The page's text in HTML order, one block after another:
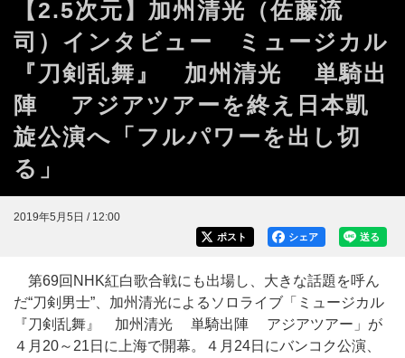
【2.5次元】加州清光（佐藤流
司）インタビュー ミュージカル
『刀剣乱舞』 加州清光 単騎出
陣 アジアツアーを終え日本凱
旋公演へ「フルパワーを出し切
る」
2019年5月5日 / 12:00
送る
シェア
ポスト
第69回NHK紅白歌合戦にも出場し、大きな話題を呼ん
だ“刀剣男士”、加州清光によるソロライブ「ミュージカル
『刀剣乱舞』 加州清光 単騎出陣 アジアツアー」が
４月20～21日に上海で開幕。４月24日にバンコク公演、